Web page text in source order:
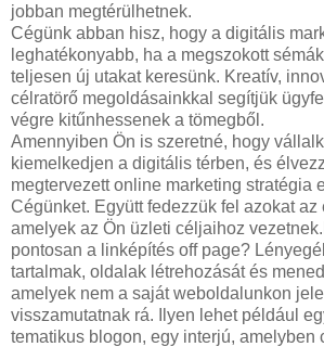
jobban megtérülhetnek.
Cégünk abban hisz, hogy a digitális
leghatékonyabb, ha a megszokott
teljesen új utakat keresünk. Kreatív,
célratörő megoldásainkkal segítjük
végre kitűnhessenek a tömegből.
Amennyiben Ön is szeretné, hogy
kiemelkedjen a digitális térben, és
megtervezett online marketing stratégia
Cégünket. Együtt fedezzük fel azokat az
amelyek az Ön üzleti céljaihoz
pontosan a linképítés off page?
tartalmak, oldalak létrehozását és
amelyek nem a saját weboldalunkon
visszamutatnak rá. Ilyen lehet például
tematikus blogon, egy interjú, amelyben